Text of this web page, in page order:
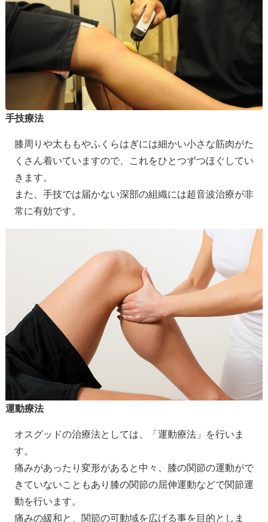
手技療法
膝周りや太ももやふくらはぎには細かい小さな筋肉がた
くさん着いていますので、これをひとつずつほぐしてい
きます。
また、手技では届かない深部の組織には超音波治療が非
常に有効です。
運動療法
オスグッドの治療法としては、「運動療法」を行いま
す。
痛みがあったり変形があると中々、膝の関節の運動がで
きていないこともあり膝の関節の屈伸運動などで関節運
動を行います。
痛みの緩和と、関節の可動域を広げる事を目的としま